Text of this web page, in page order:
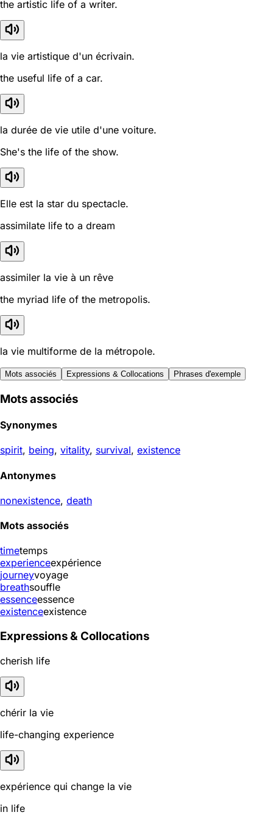
the artistic life of a writer.
la vie artistique d'un écrivain.
the useful life of a car.
la durée de vie utile d'une voiture.
She's the life of the show.
Elle est la star du spectacle.
assimilate life to a dream
assimiler la vie à un rêve
the myriad life of the metropolis.
la vie multiforme de la métropole.
Mots associés Expressions & Collocations Phrases d'exemple
Mots associés
Synonymes
spirit, being, vitality, survival, existence
Antonymes
nonexistence, death
Mots associés
timetemps
experienceexpérience
journeyvoyage
breathsouffle
essenceessence
existenceexistence
Expressions & Collocations
cherish life
chérir la vie
life-changing experience
expérience qui change la vie
in life